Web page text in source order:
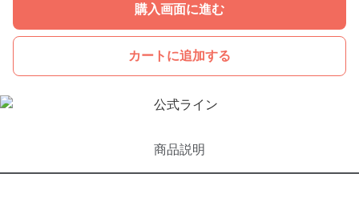
購入画面に進む
カートに追加する
商品説明